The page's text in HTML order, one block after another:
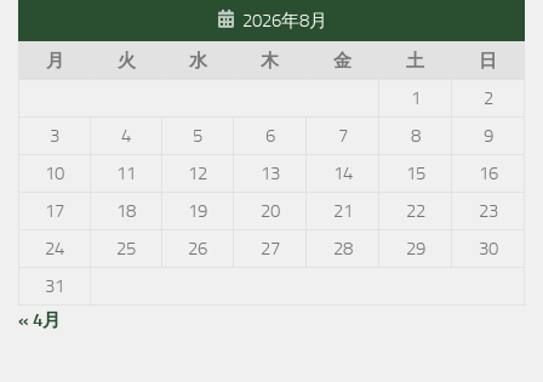
2026年8月
月
火 水 木 金 土
日
1
2
3
4 5 6 7 8
9
10
11 12 13 14 15
16
17
18 19 20 21 22
23
24
25 26 27 28 29
30
31
« 4月